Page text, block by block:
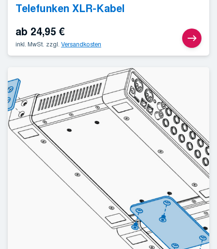
Telefunken XLR-Kabel
ab 24,95 €
inkl. MwSt. zzgl. Versandkosten